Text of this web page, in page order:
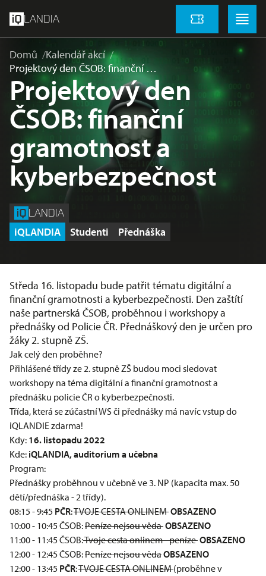
LANDIA Vstupenky
Menu
Domů
Kalendář akcí
Projektový den ČSOB: finanční …
Projektový den
ČSOB: finanční
gramotnost a
kyberbezpečnost
LANDIA
Přednáška
Studenti
iQLANDIA
Středa 16. listopadu bude patřit tématu digitální a
finanční gramotnosti a kyberbezpečnosti. Den zaštítí
naše partnerská ČSOB, proběhnou i workshopy a
přednášky od Policie ČR. Přednáškový den je určen pro
žáky 2. stupně ZŠ.
Jak celý den proběhne?
Přihlášené třídy ze 2. stupně ZŠ budou moci sledovat
workshopy na téma digitální a finanční gramotnost a
přednášku policie ČR o kyberbezpečnosti.
Třída, která se zúčastní WS či přednášky má navíc vstup do
iQLANDIE zdarma!
Kdy: 16. listopadu 2022
Kde: iQLANDIA, auditorium a učebna
Program:
Přednášky proběhnou v učebně ve 3. NP (kapacita max. 50
dětí/přednáška - 2 třídy).
08:15 - 9:45 PČR:TVOJE CESTA ONLINEMOBSAZENO
10:00 - 10:45 ČSOB:Peníze nejsou vědaOBSAZENO
11:00 - 11:45 ČSOB:Tvoje cesta onlinem - penízeOBSAZENO
12:00 - 12:45 ČSOB:Peníze nejsou vědaOBSAZENO
12:00 - 13:45 PČR:TVOJE CESTA ONLINEM(proběhne v